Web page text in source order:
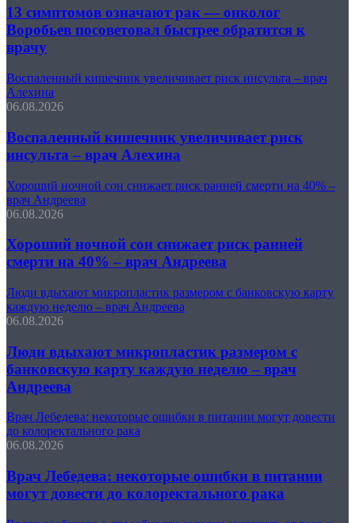
13 симптомов означают рак — онколог
Воробьев посоветовал быстрее обратится к
врачу
Воспаленный кишечник увеличивает риск инсульта – врач
Алехина
06.08.2026
Воспаленный кишечник увеличивает риск
инсульта – врач Алехина
Хороший ночной сон снижает риск ранней смерти на 40% –
врач Андреева
06.08.2026
Хороший ночной сон снижает риск ранней
смерти на 40% – врач Андреева
Люди вдыхают микропластик размером с банковскую карту
каждую неделю – врач Андреева
06.08.2026
Люди вдыхают микропластик размером с
банковскую карту каждую неделю – врач
Андреева
Врач Лебедева: некоторые ошибки в питании могут довести
до колоректального рака
06.08.2026
Врач Лебедева: некоторые ошибки в питании
могут довести до колоректального рака